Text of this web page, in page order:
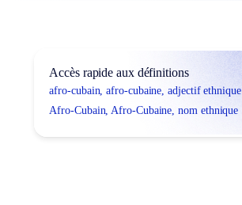
Accès rapide aux définitions
afro-cubain, afro-cubaine, adjectif ethnique
Afro-Cubain, Afro-Cubaine, nom ethnique